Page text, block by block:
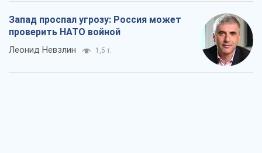
Запад проспал угрозу: Россия может
проверить НАТО войной
Леонид Невзлин 1,5 т.